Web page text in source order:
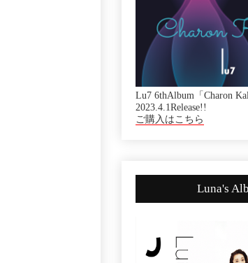
Lu7 6thAlbum「Charon
2023.4.1Release!!
ご購入はこちら
Luna's